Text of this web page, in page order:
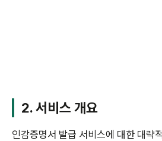
2. 서비스 개요
인감증명서 발급 서비스에 대한 대략